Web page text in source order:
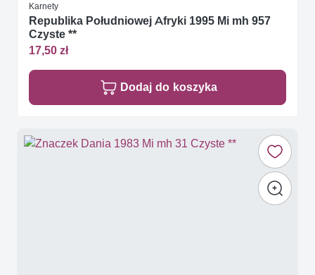
Karnety
Republika Południowej Afryki 1995 Mi mh 957
Czyste **
17,50 zł
Dodaj do koszyka